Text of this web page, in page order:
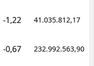
-1,22 41.035.812,17
-0,67 232.992.563,90